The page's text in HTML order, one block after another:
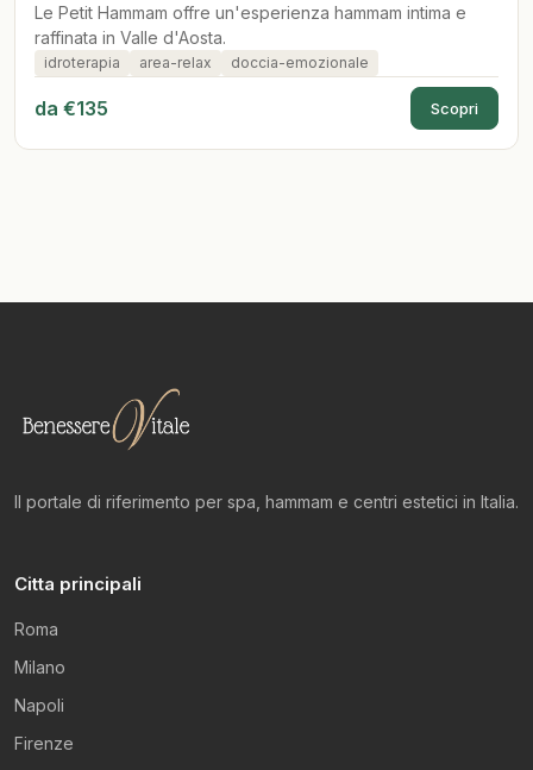
Le Petit Hammam offre un'esperienza hammam intima e
raffinata in Valle d'Aosta.
idroterapia area-relax doccia-emozionale
da €135 Scopri
Il portale di riferimento per spa, hammam e centri estetici in Italia.
Citta principali
Roma
Milano
Napoli
Firenze